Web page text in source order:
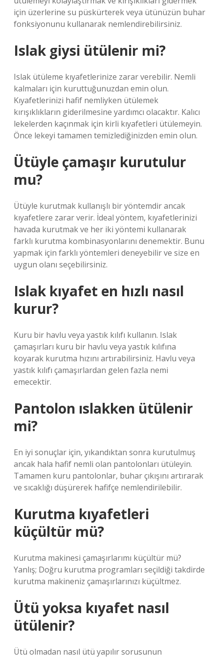
için üzerlerine su püskürterek veya ütünüzün buhar
fonksiyonunu kullanarak nemlendirebilirsiniz.
Islak giysi ütülenir mi?
Islak ütüleme kıyafetlerinize zarar verebilir. Nemli
kalmaları için kuruttuğunuzdan emin olun.
Kıyafetlerinizi hafif nemliyken ütülemek
kırışıklıkların giderilmesine yardımcı olacaktır. Kalıcı
lekelerden kaçınmak için kirli kıyafetleri ütülemeyin.
Önce lekeyi tamamen temizlediğinizden emin olun.
Ütüyle çamaşır kurutulur
mu?
Ütüyle kurutmak kullanışlı bir yöntemdir ancak
kıyafetlere zarar verir. İdeal yöntem, kıyafetlerinizi
havada kurutmak ve her iki yöntemi kullanarak
farklı kurutma kombinasyonlarını denemektir. Bunu
yapmak için farklı yöntemleri deneyebilir ve size en
uygun olanı seçebilirsiniz.
Islak kıyafet en hızlı nasıl
kurur?
Kuru bir havlu veya yastık kılıfı kullanın. Islak
çamaşırları kuru bir havlu veya yastık kılıfına
koyarak kurutma hızını artırabilirsiniz. Havlu veya
yastık kılıfı çamaşırlardan gelen fazla nemi
emecektir.
Pantolon ıslakken ütülenir
mi?
En iyi sonuçlar için, yıkandıktan sonra kurutulmuş
ancak hala hafif nemli olan pantolonları ütüleyin.
Tamamen kuru pantolonlar, buhar çıkışını artırarak
ve sıcaklığı düşürerek hafifçe nemlendirilebilir.
Kurutma kıyafetleri
küçültür mü?
Kurutma makinesi çamaşırlarımı küçültür mü?
Yanlış; Doğru kurutma programları seçildiği takdirde
kurutma makineniz çamaşırlarınızı küçültmez.
Ütü yoksa kıyafet nasıl
ütülenir?
Ütü olmadan nasıl ütü yapılır sorusunun